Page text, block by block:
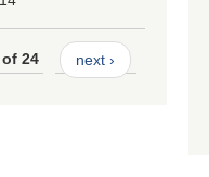
of 24 next ›